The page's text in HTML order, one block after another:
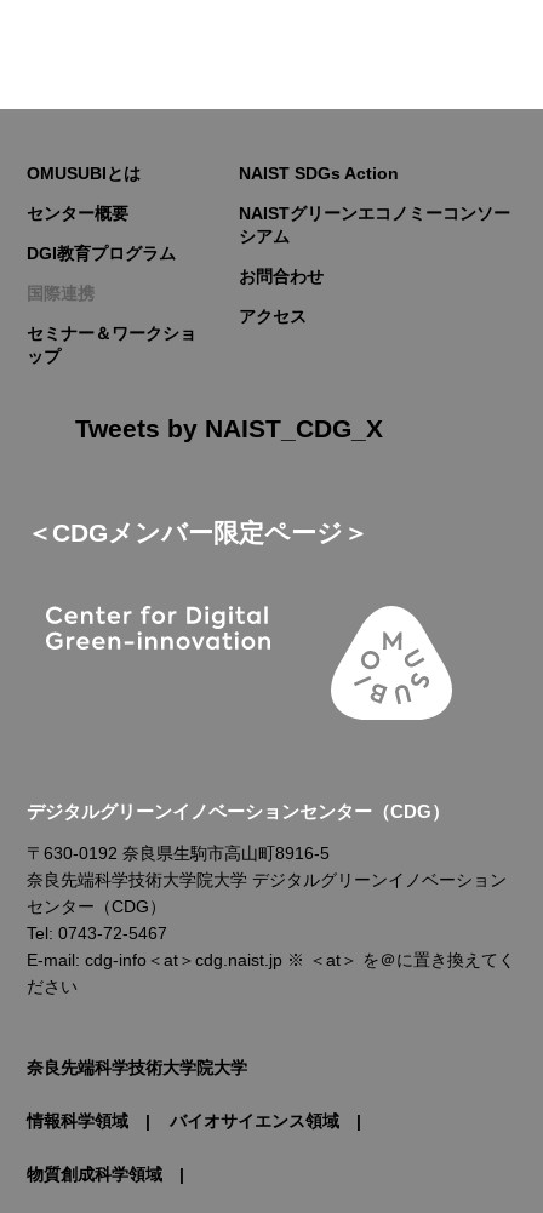
OMUSUBIとは
センター概要
DGI教育プログラム
国際連携
セミナー＆ワークショ
ップ
NAIST SDGs Action
NAISTグリーンエコノミーコンソー
シアム
お問合わせ
アクセス
Tweets by NAIST_CDG_X
＜CDGメンバー限定ページ＞
デジタルグリーンイノベーションセンター（CDG）
〒630-0192 奈良県生駒市高山町8916-5
奈良先端科学技術大学院大学 デジタルグリーンイノベーション
センター（CDG）
Tel: 0743-72-5467
E-mail: cdg-info＜at＞cdg.naist.jp ※ ＜at＞ を＠に置き換えてく
ださい
奈良先端科学技術大学院大学
情報科学領域 バイオサイエンス領域
物質創成科学領域